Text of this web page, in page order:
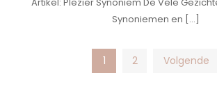
Synoniemen en […]
Posts
1 2 Volgende